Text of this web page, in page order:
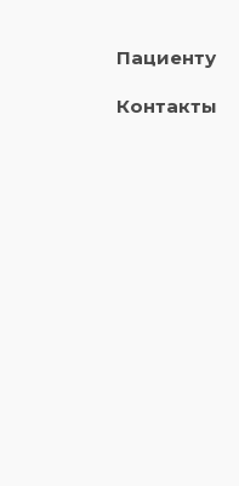
Пациенту
Контакты